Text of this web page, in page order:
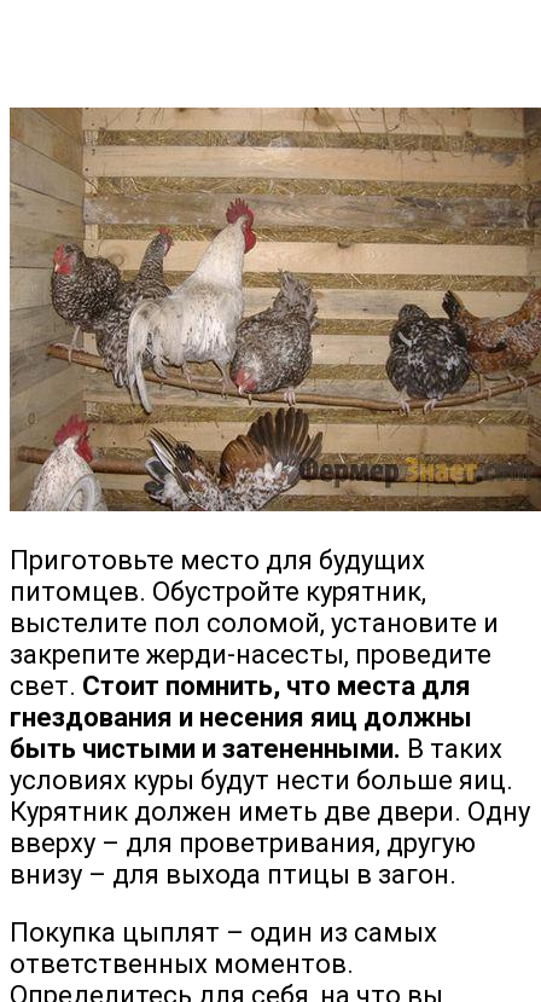
Приготовьте место для будущих
питомцев. Обустройте курятник,
выстелите пол соломой, установите и
закрепите жерди-насесты, проведите
свет. Стоит помнить, что места для
гнездования и несения яиц должны
быть чистыми и затененными. В таких
условиях куры будут нести больше яиц.
Курятник должен иметь две двери. Одну
вверху – для проветривания, другую
внизу – для выхода птицы в загон.
Покупка цыплят – один из самых
ответственных моментов.
Определитесь для себя, на что вы